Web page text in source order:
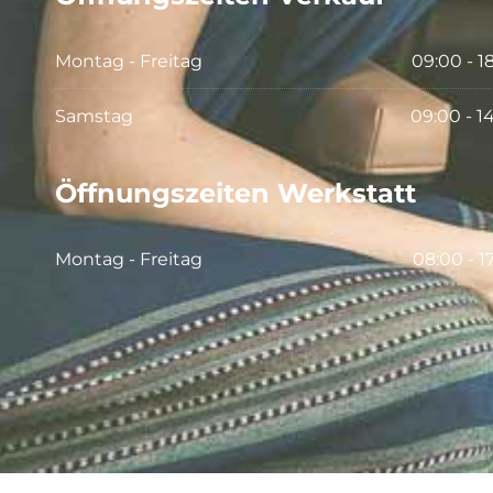
Montag - Freitag 09:00 -
Samstag 09:00 -
Öffnungszeiten Werkstatt
Montag - Freitag 08:00 -